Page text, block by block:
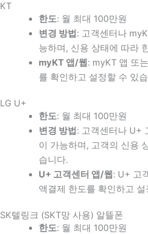
KT
한도: 월 최대 100만원
변경 방법 : 고객센터나
능하며, 신용 상태에 따라
myKT 앱/웹 : myKT 앱 또
를 확인하고 설정할 수 있
LG U+
한도: 월 최대 100만원
변경 방법 : 고객센터나 U+
이 가능하며, 고객의 신용
습니다.
U+ 고객센터 앱/웹 : U+ 고
액결제 한도를 확인하고
SK텔링크 (SKT망 사용) 알뜰폰
한도: 월 최대 100만원